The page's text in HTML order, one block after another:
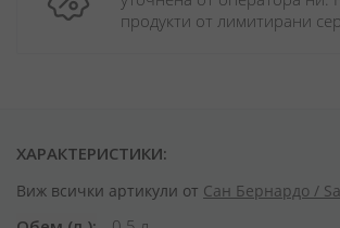
продукти от лимитирани
ХАРАКТЕРИСТИКИ:
Виж всички артикули от Сан Бернардо /